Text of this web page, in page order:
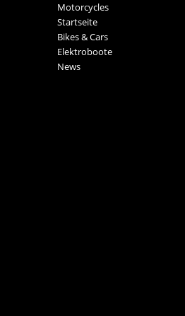
Motorcycles
Startseite
Bikes & Cars
Elektroboote
News